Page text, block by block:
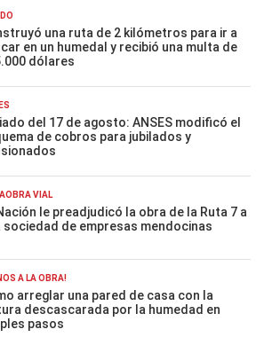
una ruta de 2 kilómetros para ir a
en un humedal y recibió una multa de
dólares
del 17 de agosto: ANSES modificó el
de cobros para jubilados y
VIAL
le preadjudicó la obra de la Ruta 7 a
sociedad de empresas mendocinas
A LA OBRA!
arreglar una pared de casa con la
descascarada por la humedad en
pasos